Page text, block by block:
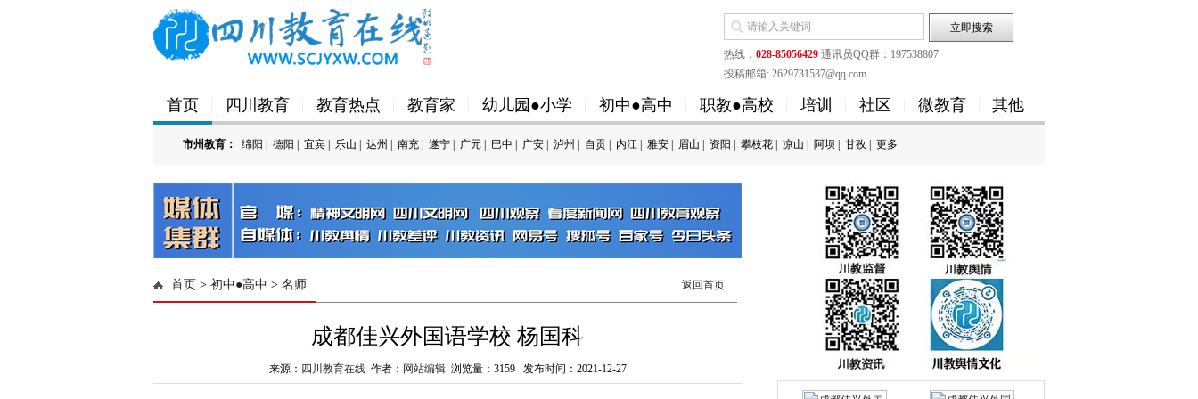
热线： 028-85056429 通讯员QQ群：197538807
投稿邮箱: 2629731537@qq.com
首页 四川教育 教育热点 教育家 幼儿园●小学 初中●高中 职教●高校 培训 社区 微教育 其他
市州教育： 绵阳 德阳 宜宾 乐山 达州 南充 遂宁 广元 巴中 广安 泸州 自贡 内江 雅安 眉山 资阳 攀枝花 凉山 阿坝 甘孜 更多
'); })();
首页 > 初中●高中 > 名师 返回首页
成都佳兴外国语学校 杨国科
来源： 四川教育在线作者： 网站编辑浏览量： 3159发布时间：2021-12-27